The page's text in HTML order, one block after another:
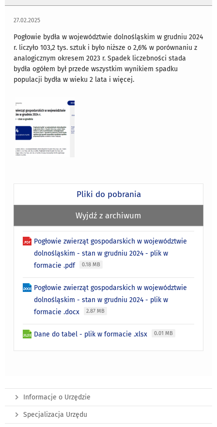
27.02.2025
Pogłowie bydła w województwie dolnośląskim w grudniu 2024
r. liczyło 103,2 tys. sztuk i było niższe o 2,6% w porównaniu z
analogicznym okresem 2023 r. Spadek liczebności stada
bydła ogółem był przede wszystkim wynikiem spadku
populacji bydła w wieku 2 lata i więcej.
Pliki do pobrania
Wyjdź z archiwum
Pogłowie zwierząt gospodarskich w województwie
dolnośląskim - stan w grudniu 2024 - plik w
formacie .pdf
0.18 MB
Pogłowie zwierząt gospodarskich w województwie
dolnośląskim - stan w grudniu 2024 - plik w
formacie .docx
2.87 MB
Dane do tabel - plik w formacie .xlsx 0.01 MB
Informacje o Urzędzie
Specjalizacja Urzędu